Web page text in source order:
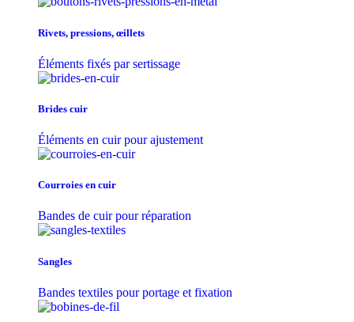
Rivets, pressions, œillets
Éléments fixés par sertissage
Brides cuir
Éléments en cuir pour ajustement
Courroies en cuir
Bandes de cuir pour réparation
Sangles
Bandes textiles pour portage et fixation